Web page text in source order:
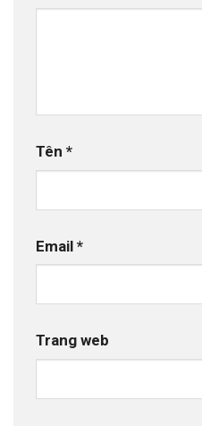
Tên *
Email *
Trang web